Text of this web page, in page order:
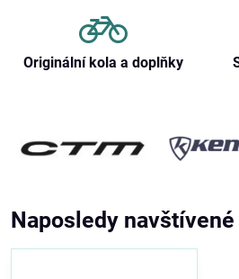
Originální kola a doplňky
Naposledy